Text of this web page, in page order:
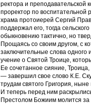
ректора и преподавательской
проректор по воспитательной
храма протоиерей Сергий
поддержал его, тогда
обыкновению тактично, но
Прощаясь со своим другом, с
заключительные слова одного
учение о Святой Троице,
Ее сочетанное сияние,
— завершил свое слово К.Е.
трудам святого Григория,
И теперь перед ним
Престолом Божиим молится за